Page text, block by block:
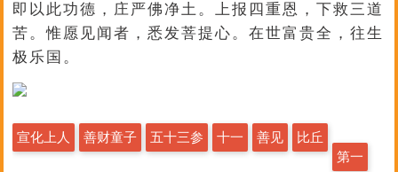
即以此功德，庄严佛净土。上报四重恩，下救三道
苦。惟愿见闻者，悉发菩提心。在世富贵全，往生
极乐国。
宣化上人 善财童子 五十三参 十一 善见
比丘
第一